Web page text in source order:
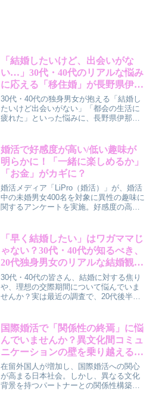
「結婚したいけど、出会いがな
い…」30代・40代のリアルな悩み
に応える「移住婚」が長野県伊那
市で話題に！
30代・40代の独身男女が抱える「結婚し
たいけど出会いがない」「都会の生活に
疲れた」といった悩みに、長野県伊那市
このユニークなサービスは、伊那市で応
募者数が100名を突破。その魅力と、新し
い人生の可能性について筆者・賢作が解
説します。
婚活で好感度が高い/低い趣味が
明らかに！「一緒に楽しめるか」
「お金」がカギに？
婚活メディア「LiPro（婚活）」が、婚活
中の未婚男女400名を対象に異性の趣味に
関するアンケートを実施。好感度の高い
けて、この調査結果から見えてくる婚活
のヒントを解説します。
「早く結婚したい」はワガママじ
ゃない？30代・40代が知るべき、
20代独身男女のリアルな結婚観と
交際期間の意識差
30代・40代の皆さん、結婚に対する焦り
や、理想の交際期間について悩んでいま
せんか？実は最近の調査で、20代後半の
との間にギャップがあることが明らかに
なりました。さらに、結婚までの交際期
間に対する男女の意識差も浮き彫りに。
この記事では、婚活におけるすれ違いの
原因と、それに対応する新しいマッチン
グアプリの取り組みについて、賢作が皆
さんの悩みに寄り添いながら解説しま
す。
国際婚活で「関係性の終焉」に悩
んでいませんか？異文化間コミュ
ニケーションの壁を乗り越える方
法【賢作コラム】
在留外国人が増加し、国際婚活への関心
が高まる日本社会。しかし、異なる文化
背景を持つパートナーとの関係性構築に